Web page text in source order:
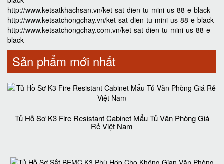
http://www.ketsatkhachsan.vn/ket-sat-dien-tu-mini-us-88-e-black
http://www.ketsatchongchay.vn/ket-sat-dien-tu-mini-us-88-e-black
http://www.ketsatchongchay.com.vn/ket-sat-dien-tu-mini-us-88-e-
black
Sản phẩm mới nhất
Tủ Hồ Sơ K3 Fire Resistant Cabinet Mẩu Tủ Văn Phòng Giá
Rẻ Việt Nam